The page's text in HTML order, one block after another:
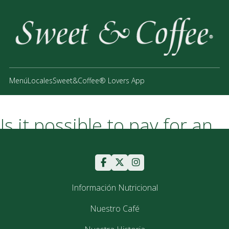
MenúLocalesSweet&Coffee® Lovers App
Is it possible to pay for an
MasterCard payment
Pellentesque blandit arcu eu orci venenatis aliquet. Morbi in
Información Nutricional
Nuestro Café